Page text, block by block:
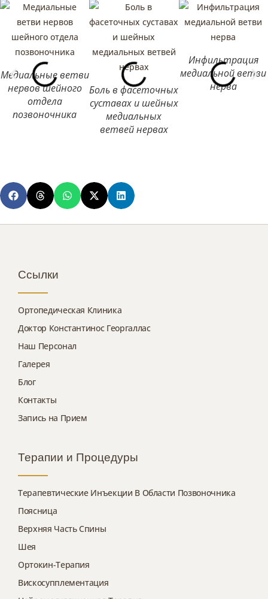
Медиальные ветви
нервов шейного
отдела
позвоночника
Боль в фасеточных
суставах и шейных
медиальных
ветвей нервах
Инфильтрация
медиальной ветви
нерва
Ссылки
Ортопедическая Клиника
Доктор Константинос Георгаллас
Наш Персонал
Галерея
Блог
Контакты
Запись на Прием
Терапии и Процедуры
Терапевтические Инъекции В Области Позвоночника
Поясница
Верхняя Часть Спины
Шея
Ортокин-Терапия
Вискосупплементация